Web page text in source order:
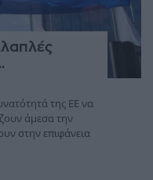
της ΕΕ να
άμεσα την
στην επιφάνεια